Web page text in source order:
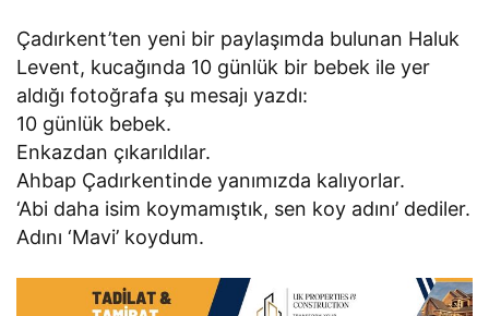
Çadırkent’ten yeni bir paylaşımda bulunan Haluk
Levent, kucağında 10 günlük bir bebek ile yer
aldığı fotoğrafa şu mesajı yazdı:
10 günlük bebek.
⁦Enkazdan çıkarıldılar.
Ahbap Çadırkentinde yanımızda kalıyorlar.
‘Abi daha isim koymamıştık, sen koy adını’ dediler.
Adını ‘Mavi’ koydum.